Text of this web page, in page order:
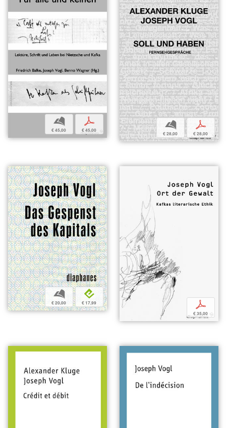
b
€ 45,00
p
€ 45,00
b
€ 28,00
p
€ 28,00
b
€ 20,00
e
€ 17,99 p
€ 35,00